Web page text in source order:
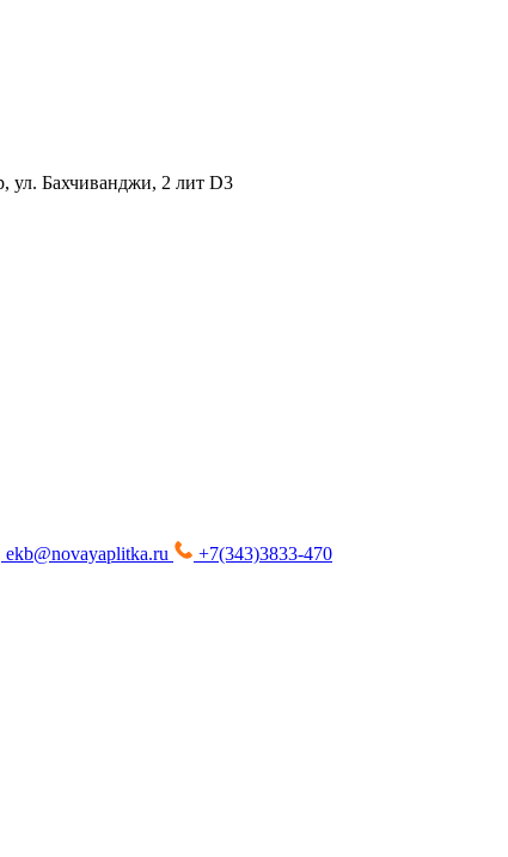
ул. Бахчиванджи, 2 лит D3
ekb@novayaplitka.ru
+7(343)3833-470